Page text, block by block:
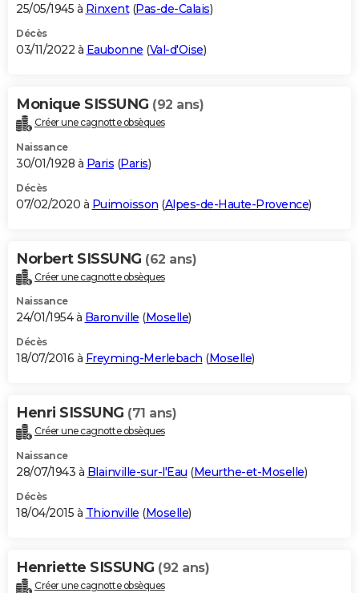
25/05/1945 à Rinxent(Pas-de-Calais)
Décès
03/11/2022 à Eaubonne (Val-d'Oise)
Monique SISSUNG (92 ans)
Créer une cagnotte obsèques
Naissance
30/01/1928 à Paris (Paris)
Décès
07/02/2020 à Puimoisson (Alpes-de-Haute-Provence)
Norbert SISSUNG (62 ans)
Créer une cagnotte obsèques
Naissance
24/01/1954 à Baronville (Moselle)
Décès
18/07/2016 à Freyming-Merlebach (Moselle)
Henri SISSUNG (71 ans)
Créer une cagnotte obsèques
Naissance
28/07/1943 à Blainville-sur-l'Eau (Meurthe-et-Moselle)
Décès
18/04/2015 à Thionville (Moselle)
Henriette SISSUNG (92 ans)
Créer une cagnotte obsèques